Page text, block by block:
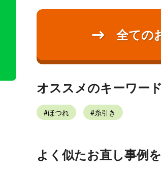
全ての
オススメのキーワー
ほつれ 糸引き
よく似たお直し事例